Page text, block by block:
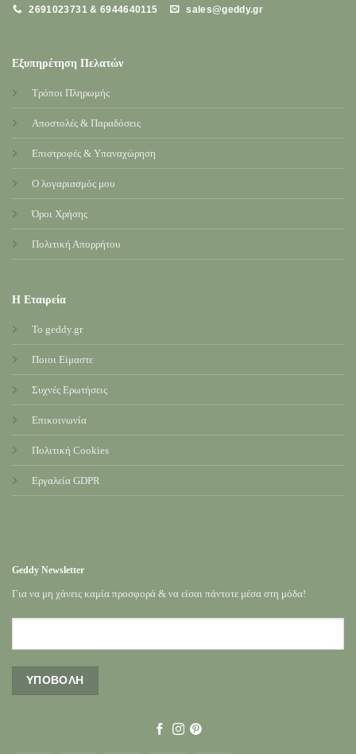
2691023731 & 6944640115 sales@geddy.gr
Εξυπηρέτηση Πελατών
Τρόποι Πληρωμής
Αποστολές & Παραδόσεις
Επιστροφές & Υπαναχώρηση
Ο λογαριασμός μου
Όροι Χρήσης
Πολιτική Απορρήτου
Η Εταιρεία
Το geddy.gr
Ποιοι Είμαστε
Συχνές Ερωτήσεις
Επικοινωνία
Πολιτική Cookies
Εργαλεία GDPR
Geddy Newsletter
Για να μη χάνεις καμία προσφορά & να είσαι πάντοτε μέσα στη μόδα!